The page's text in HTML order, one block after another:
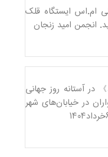
ام.اس ایستگاه قلک
انجمن امید زنجان
در آستانه روز جهانی
در خیابان‌های شهر